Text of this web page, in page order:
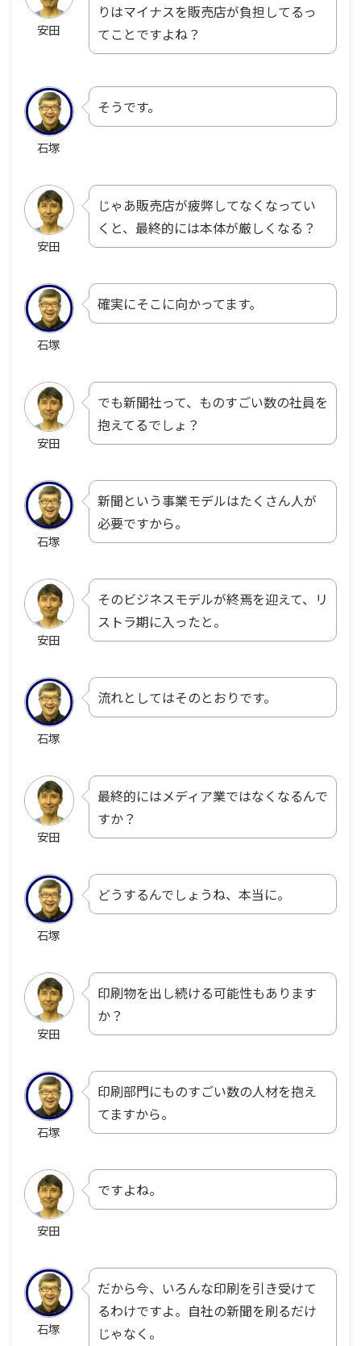
安田
りはマイナスを販売店が負担してるっ
てことですよね？
石塚
そうです。
安田
じゃあ販売店が疲弊してなくなってい
くと、最終的には本体が厳しくなる？
石塚
確実にそこに向かってます。
安田
でも新聞社って、ものすごい数の社員を
抱えてるでしょ？
石塚
新聞という事業モデルはたくさん人が
必要ですから。
安田
そのビジネスモデルが終焉を迎えて、リ
ストラ期に入ったと。
石塚
流れとしてはそのとおりです。
安田
最終的にはメディア業ではなくなるんで
すか？
石塚
どうするんでしょうね、本当に。
安田
印刷物を出し続ける可能性もあります
か？
石塚
印刷部門にものすごい数の人材を抱え
てますから。
安田
ですよね。
石塚
だから今、いろんな印刷を引き受けて
るわけですよ。自社の新聞を刷るだけ
じゃなく。